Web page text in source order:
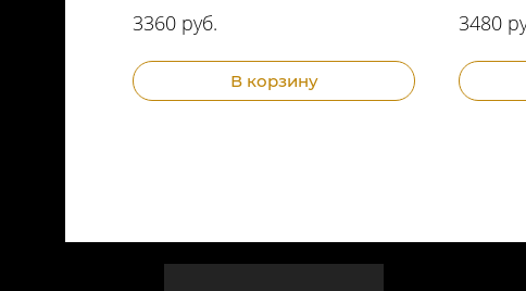
3360 руб.
В корзину
3480